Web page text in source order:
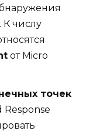
К числу
от Micro
точек